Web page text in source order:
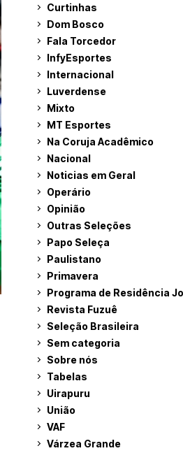
Curtinhas
Dom Bosco
Fala Torcedor
InfyEsportes
Internacional
Luverdense
Mixto
MT Esportes
Na Coruja Acadêmico
Nacional
Noticias em Geral
Operário
Opinião
Outras Seleções
Papo Seleça
Paulistano
Primavera
Programa de Residência
Revista Fuzuê
Seleção Brasileira
Sem categoria
Sobre nós
Tabelas
Uirapuru
União
VAF
Várzea Grande